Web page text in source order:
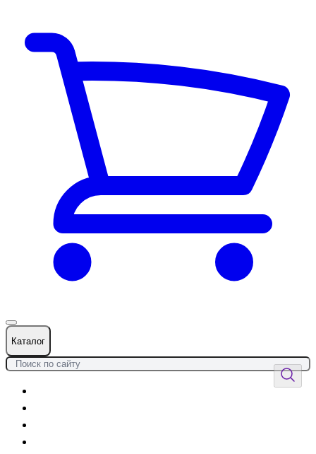
Каталог